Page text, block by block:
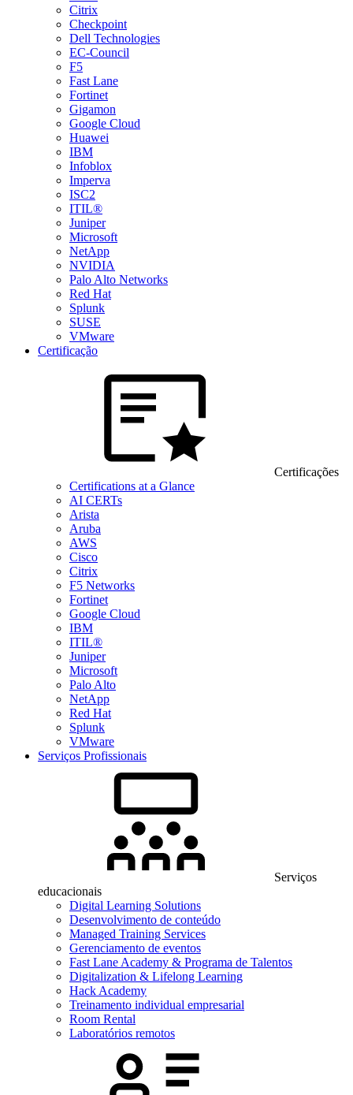
Citrix
Checkpoint
Dell Technologies
EC-Council
F5
Fast Lane
Fortinet
Gigamon
Google Cloud
Huawei
IBM
Infoblox
Imperva
ISC2
ITIL®
Juniper
Microsoft
NetApp
NVIDIA
Palo Alto Networks
Red Hat
Splunk
SUSE
VMware
Certificação
Certificações
Certifications at a Glance
AI CERTs
Arista
Aruba
AWS
Cisco
Citrix
F5 Networks
Fortinet
Google Cloud
IBM
ITIL®
Juniper
Microsoft
Palo Alto
NetApp
Red Hat
Splunk
VMware
Serviços Profissionais
Serviços
educacionais
Digital Learning Solutions
Desenvolvimento de conteúdo
Managed Training Services
Gerenciamento de eventos
Fast Lane Academy & Programa de Talentos
Digitalization & Lifelong Learning
Hack Academy
Treinamento individual empresarial
Room Rental
Laboratórios remotos